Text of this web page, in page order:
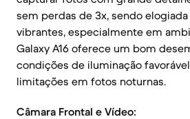
sem perdas de 3x, sendo
vibrantes, especialmente em
Galaxy A16 oferece um bom
condições de iluminação
limitações em fotos noturnas.
Câmara Frontal e Vídeo: